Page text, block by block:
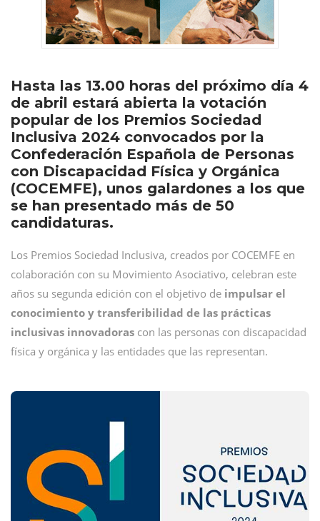
Hasta las 13.00 horas del próximo día 4
de abril estará abierta la votación
popular de los Premios Sociedad
Inclusiva 2024 convocados por la
Confederación Española de Personas
con Discapacidad Física y Orgánica
(COCEMFE), unos galardones a los que
se han presentado más de 50
candidaturas.
Los Premios Sociedad Inclusiva, creados por COCEMFE en
colaboración con su Movimiento Asociativo, celebran este
años su segunda edición con el objetivo de impulsar el
conocimiento y transferibilidad de las prácticas
inclusivas innovadoras con las personas con discapacidad
física y orgánica y las entidades que las representan.